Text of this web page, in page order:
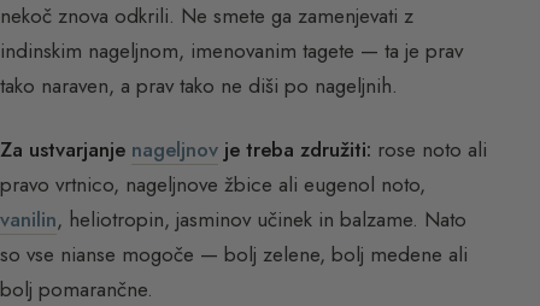
nekoč znova odkrili. Ne smete ga zamenjevati z
indinskim nageljnom, imenovanim tagete — ta je prav
tako naraven, a prav tako ne diši po nageljnih.
Za ustvarjanje nageljnov je treba združiti: rose noto ali
pravo vrtnico, nageljnove žbice ali eugenol noto,
vanilin, heliotropin, jasminov učinek in balzame. Nato
so vse nianse mogoče — bolj zelene, bolj medene ali
bolj pomarančne.